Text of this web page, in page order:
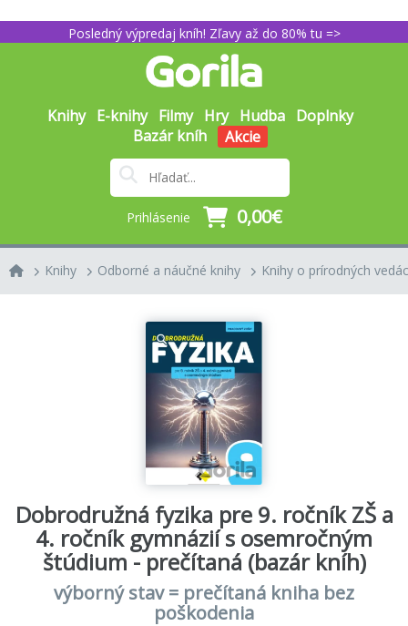
Posledný výpredaj kníh! Zľavy až do 80% tu =>
Knihy E-knihy Filmy Hry Hudba Doplnky
Bazár kníh
Akcie
Prihlásenie 0,00€
Knihy Odborné a náučné knihy Knihy o prírodných
Dobrodružná fyzika pre 9. ročník ZŠ a
4. ročník gymnázií s osemročným
štúdium - prečítaná (bazár kníh)
výborný stav = prečítaná kniha bez
poškodenia